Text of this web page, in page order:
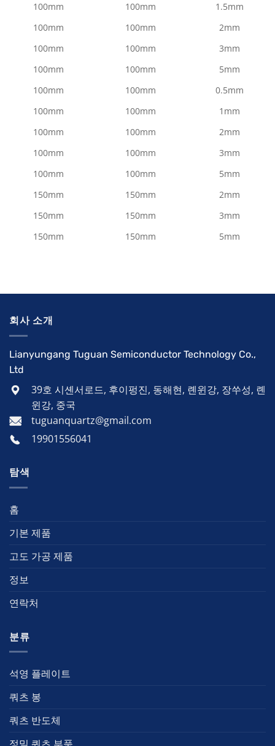
100mm
100mm
1.5mm
100mm
100mm
2mm
100mm
100mm
3mm
100mm
100mm
5mm
100mm
100mm
0.5mm
100mm
100mm
1mm
100mm
100mm
2mm
100mm
100mm
3mm
100mm
100mm
5mm
150mm
150mm
2mm
150mm
150mm
3mm
150mm
150mm 5mm
회사 소개
Lianyungang Tuguan Semiconductor Technology Co.,
Ltd
39호 시셴서로드, 후이펑진, 동해현, 롄윈강, 장쑤성, 롄
윈강, 중국
tuguanquartz@gmail.com
19901556041
탐색
홈
기본 제품
고도 가공 제품
정보
연락처
분류
석영 플레이트
쿼츠 봉
쿼츠 반도체